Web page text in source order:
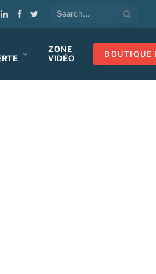
LinkedIn
Facebook
Twitter
ZONE
VIDÉO
BOUTIQUE